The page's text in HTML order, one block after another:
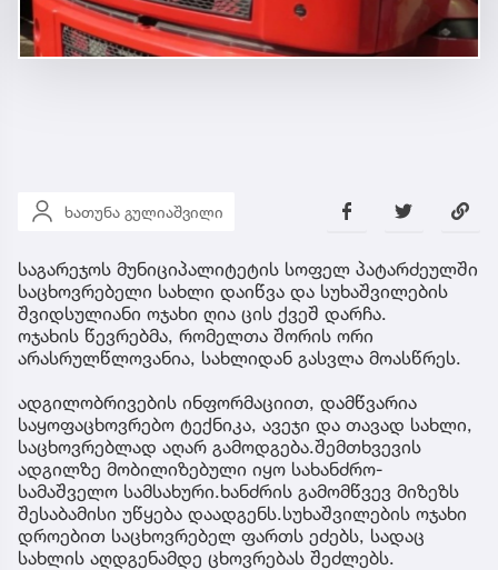
ხათუნა გულიაშვილი
საგარეჯოს მუნიციპალიტეტის სოფელ პატარძეულში
საცხოვრებელი სახლი დაიწვა და სუხაშვილების
შვიდსულიანი ოჯახი ღია ცის ქვეშ დარჩა.
ოჯახის წევრებმა, რომელთა შორის ორი
არასრულწლოვანია, სახლიდან გასვლა მოასწრეს.
ადგილობრივების ინფორმაციით, დამწვარია
საყოფაცხოვრებო ტექნიკა, ავეჯი და თავად სახლი,
საცხოვრებლად აღარ გამოდგება.შემთხვევის
ადგილზე მობილიზებული იყო სახანძრო-
სამაშველო სამსახური.ხანძრის გამომწვევ მიზეზს
შესაბამისი უწყება დაადგენს.სუხაშვილების ოჯახი
დროებით საცხოვრებელ ფართს ეძებს, სადაც
სახლის აღდგენამდე ცხოვრებას შეძლებს.